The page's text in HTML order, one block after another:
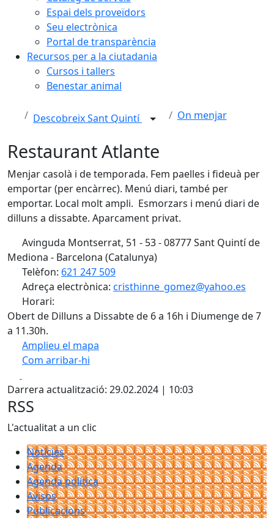
Espai dels proveïdors
Seu electrònica
Portal de transparència
Recursos per a la ciutadania
Cursos i tallers
Benestar animal
Descobreix Sant Quintí On menjar
Restaurant Atlante
Menjar casolà i de temporada. Fem paelles i fideuà per
emportar (per encàrrec). Menú diari, també per
emportar. Local molt ampli. Esmorzars i menú diari de
dilluns a dissabte. Aparcament privat.
Avinguda Montserrat, 51 - 53 - 08777 Sant Quintí de
Mediona - Barcelona (Catalunya)
Telèfon: 621 247 509
Adreça electrònica: cristhinne_gomez@yahoo.es
Horari:
Obert de Dilluns a Dissabte de 6 a 16h i Diumenge de 7
a 11.30h.
Amplieu el mapa
Com arribar-hi
+
−
Darrera actualització: 29.02.2024 | 10:03
RSS
L'actualitat a un clic
Notícies
Agenda
Agenda política
Avisos
Publicacions